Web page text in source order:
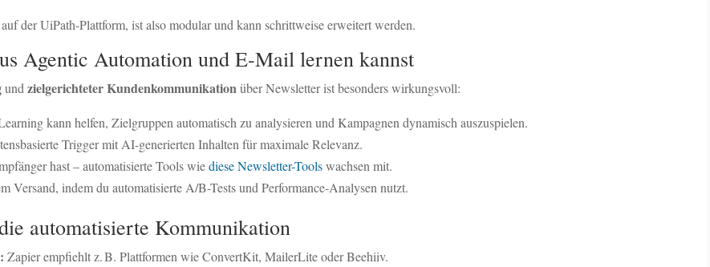
der UiPath-Plattform, ist also modular und kann schrittweise erweitert werden.
Agentic Automation und E-Mail lernen kannst
und zielgerichteter Kundenkommunikation über Newsletter ist besonders wirkungsvoll:
kann helfen, Zielgruppen automatisch zu analysieren und Kampagnen dynamisch auszuspielen.
Trigger mit AI-generierten Inhalten für maximale Relevanz.
hast – automatisierte Tools wiediese Newsletter-Toolswachsen mit.
Versand, indem du automatisierte A/B-Tests und Performance-Analysen nutzt.
automatisierte Kommunikation
Zapier empfiehlt z. B. Plattformen wie ConvertKit, MailerLite oder Beehiiv.